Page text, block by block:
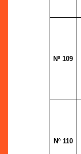
Nº 109
Nº 110